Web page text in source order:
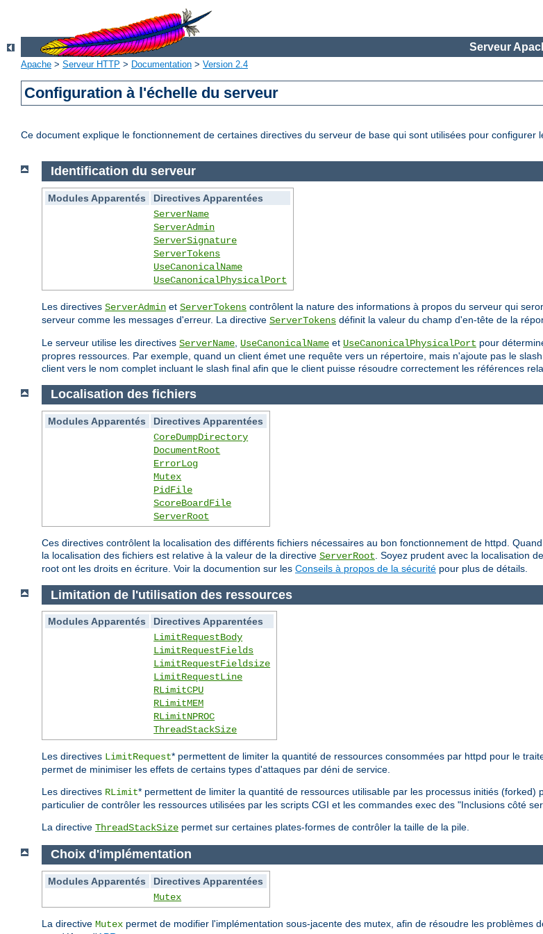
Serveur
Apache > Serveur HTTP > Documentation > Version 2.4
Configuration à l'échelle du serveur
Ce document explique le fonctionnement de certaines directives du serveur de base qui sont utilisées pour configurer
Identification du serveur
Modules Apparentés
Directives Apparentées
ServerName
ServerAdmin
ServerSignature
ServerTokens
UseCanonicalName
UseCanonicalPhysicalPort
Les directives ServerAdmin et ServerTokens contrôlent la nature des informations à propos du serveur qui
serveur comme les messages d'erreur. La directive ServerTokens définit la valeur du champ d'en-tête de la
Le serveur utilise les directives ServerName UseCanonicalName et UseCanonicalPhysicalPort pour
propres ressources. Par exemple, quand un client émet une requête vers un répertoire, mais n'ajoute pas le
client vers le nom complet incluant le slash final afin que le client puisse résoudre correctement les références
Localisation des fichiers
Modules Apparentés
Directives Apparentées
CoreDumpDirectory
DocumentRoot
ErrorLog
Mutex
PidFile
ScoreBoardFile
ServerRoot
Ces directives contrôlent la localisation des différents fichiers nécessaires au bon fonctionnement de httpd.
la localisation des fichiers est relative à la valeur de la directive ServerRoot . Soyez prudent avec la localisation
root ont les droits en écriture. Voir la documention sur les Conseils à propos de la sécurité pour plus de détails.
Limitation de l'utilisation des ressources
Modules Apparentés
Directives Apparentées
LimitRequestBody
LimitRequestFields
LimitRequestFieldsize
LimitRequestLine
RLimitCPU
RLimitMEM
RLimitNPROC
ThreadStackSize
Les directives LimitRequest* permettent de limiter la quantité de ressources consommées par httpd pour le
permet de minimiser les effets de certains types d'attaques par déni de service.
Les directives RLimit* permettent de limiter la quantité de ressources utilisable par les processus initiés
particulier de contrôler les ressources utilisées par les scripts CGI et les commandes exec des "Inclusions côté
La directive ThreadStackSize permet sur certaines plates-formes de contrôler la taille de la pile.
Choix d'implémentation
Modules Apparentés
Directives Apparentées
Mutex
La directive Mutex permet de modifier l'implémentation sous-jacente des mutex, afin de résoudre les problèmes